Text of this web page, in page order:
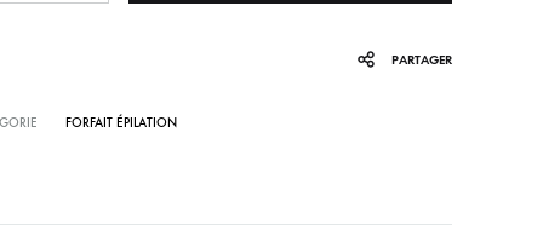
PARTAGER
FORFAIT ÉPILATION